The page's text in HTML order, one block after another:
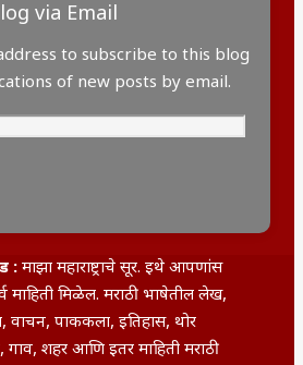
via Email
to subscribe to this blog
of new posts by email.
: माझा महाराष्ट्राचे सूर. इथे आपणांस
माहिती मिळेल. मराठी भाषेतील लेख,
वाचन, पाककला, इतिहास, थोर
गाव, शहर आणि इतर माहिती मराठी